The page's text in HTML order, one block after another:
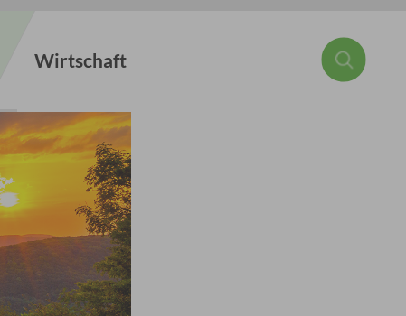
Wirtschaft